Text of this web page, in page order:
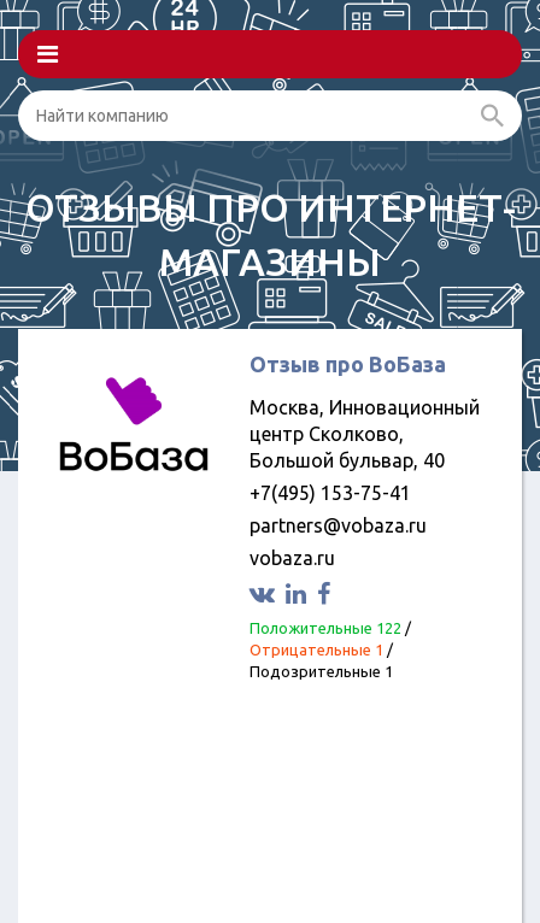
ОТЗЫВЫ ПРО ИНТЕРНЕТ-
МАГАЗИНЫ
Отзыв про ВоБаза
Москва, Инновационный
центр Сколково,
Большой бульвар, 40
+7(495) 153-75-41
partners@vobaza.ru
vobaza.ru
Положительные 122 /
Отрицательные 1 /
Подозрительные 1